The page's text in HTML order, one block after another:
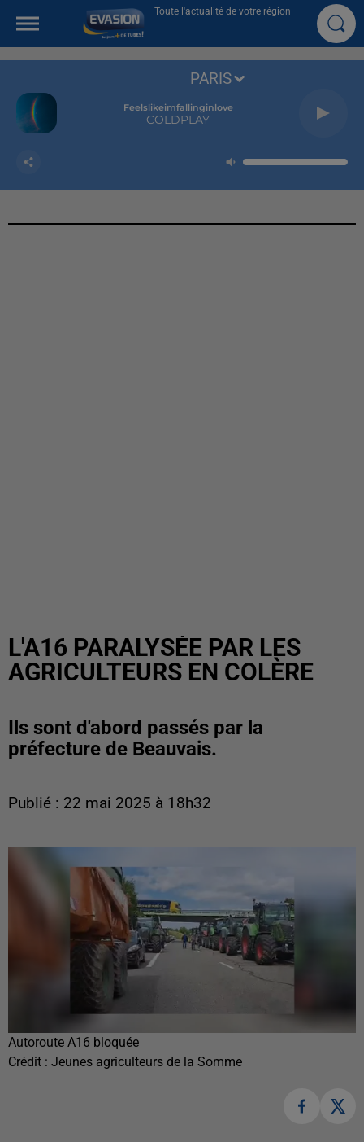
Toute l'actualité de votre région
Feelslikeimfallinginlove
COLDPLAY
PARIS
L'A16 PARALYSÉE PAR LES
AGRICULTEURS EN COLÈRE
Ils sont d'abord passés par la
préfecture de Beauvais.
Publié : 22 mai 2025 à 18h32
Autoroute A16 bloquée
Crédit : Jeunes agriculteurs de la Somme